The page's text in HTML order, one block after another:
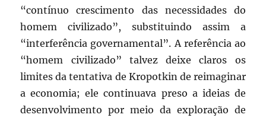
“contínuo crescimento das necessidades do
homem civilizado”, substituindo assim a
“interferência governamental”. A referência ao
“homem civilizado” talvez deixe claros os
limites da tentativa de Kropotkin de reimaginar
a economia; ele continuava preso a ideias de
desenvolvimento por meio da exploração de